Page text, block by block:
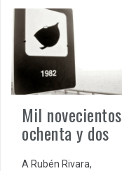
Mil novecientos
ochenta y dos
A Rubén Rivara,